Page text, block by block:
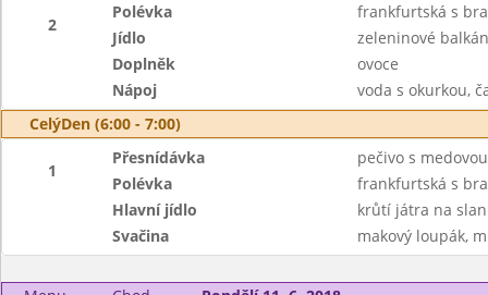
2
Polévka
frankfurtská s
Jídlo
zeleninové
Doplněk
ovoce
Nápoj
voda s okurkou,
CelýDen (6:00 - 7:00)
1
Přesnídávka
pečivo s
Polévka
frankfurtská s
Hlavní jídlo
krůtí játra na
Svačina
makový loupák,